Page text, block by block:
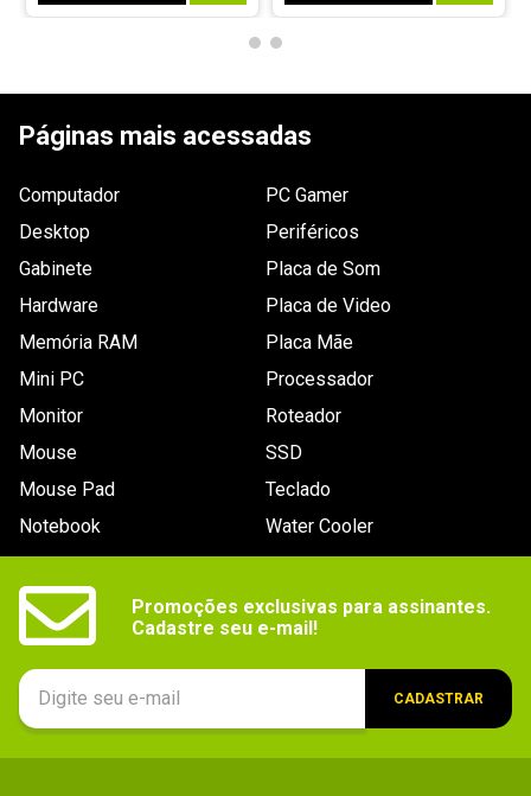
Páginas mais acessadas
Computador
Desktop
Gabinete
Hardware
Memória RAM
Mini PC
Monitor
Mouse
Mouse Pad
Notebook
PC Gamer
Periféricos
Placa de Som
Placa de Video
Placa Mãe
Processador
Roteador
SSD
Teclado
Water Cooler
Promoções exclusivas para assinantes.
Cadastre seu e-mail!
CADASTRAR